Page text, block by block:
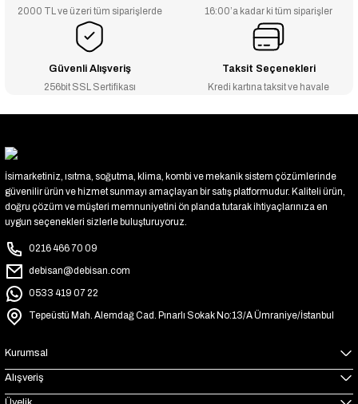
2000 TL ve üzeri tüm siparişlerde 16:00’a kadar ki tüm siparişler
Güvenli Alışveriş
256bit SSL Sertifikası
Taksit Seçenekleri
Kredi kartına taksit ve havale
İsimarketiniz, ısıtma, soğutma, klima, kombi ve mekanik sistem çözümlerinde
güvenilir ürün ve hizmet sunmayı amaçlayan bir satış platformudur. Kaliteli ürün,
doğru çözüm ve müşteri memnuniyetini ön planda tutarak ihtiyaçlarınıza en
uygun seçenekleri sizlerle buluşturuyoruz.
0216 466 70 09
debisan@debisan.com
0533 419 07 22
Tepeüstü Mah. Alemdağ Cad. Pınarlı Sokak No:13/A Ümraniye/İstanbul
Kurumsal
Alışveriş